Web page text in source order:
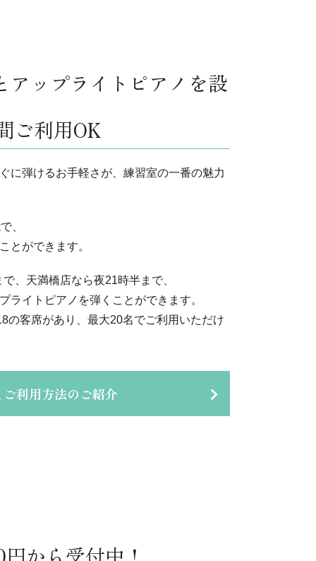
アップライトピアノを設
ご利用OK
に弾けるお手軽さが、練習室の一番の魅力
、
とができます。
、天満橋店なら夜21時半まで、
ライトピアノを弾くことができます。
の客席があり、最大20名でご利用いただけ
利用方法のご紹介